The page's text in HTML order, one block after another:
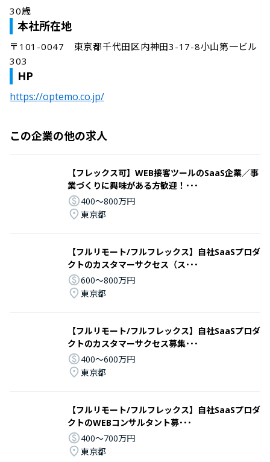
30歳
本社所在地
〒101-0047　東京都千代田区内神田3-17-8小山第一ビル
303
HP
https://optemo.co.jp/
この企業の他の求人
【フレックス可】WEB接客ツールのSaaS企業／事
業づくりに興味がある方歓迎！･･･
400〜800万円
東京都
【フルリモート/フルフレックス】自社SaaSプロダ
クトのカスタマーサクセス（ス･･･
600〜800万円
東京都
【フルリモート/フルフレックス】自社SaaSプロダ
クトのカスタマーサクセス募集･･･
400〜600万円
東京都
【フルリモート/フルフレックス】自社SaaSプロダ
クトのWEBコンサルタント募･･･
400〜700万円
東京都